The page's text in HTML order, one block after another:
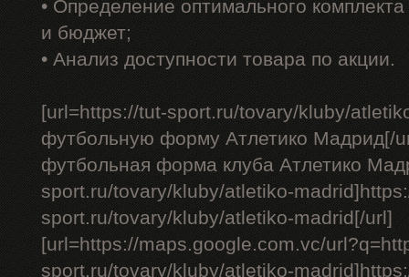
• Определение оптимального
и бюджет;
• Анализ доступности товара по акции.
[url=https://tut-sport.ru/tovary/kluby/
футбольную форму Атлетико Мадрид[/
футбольная форма клуба Атлетико
sport.ru/tovary/kluby/atletiko-
sport.ru/tovary/kluby/atletiko-madrid[/url]
[url=https://maps.google.com.vc/
sport.ru/tovary/kluby/atletiko-